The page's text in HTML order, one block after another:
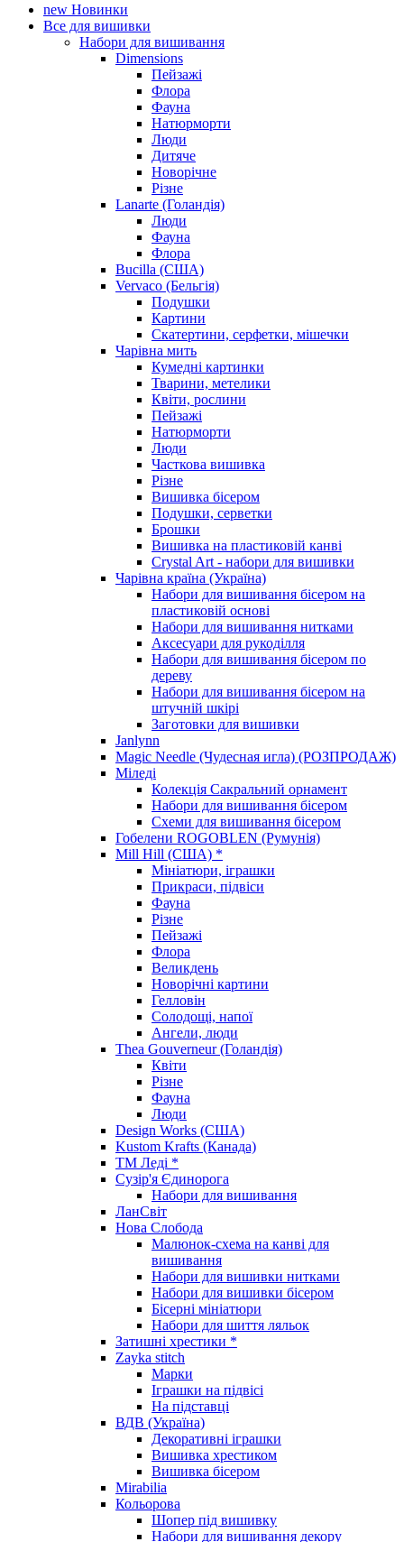
new Новинки
Все для вишивки
Набори для вишивання
Dimensions
Пейзажі
Флора
Фауна
Натюрморти
Люди
Дитяче
Новорічне
Різне
Lanarte (Голандія)
Люди
Фауна
Флора
Bucilla (США)
Vervaco (Бельгія)
Подушки
Картини
Скатертини, серфетки, мішечки
Чарiвна мить
Кумедні картинки
Тварини, метелики
Квіти, рослини
Пейзажі
Натюрморти
Люди
Часткова вишивка
Різне
Вишивка бісером
Подушки, серветки
Брошки
Вишивка на пластиковій канві
Crystal Art - набори для вишивки
Чарівна країна (Україна)
Набори для вишивання бісером на
пластиковій основі
Набори для вишивання нитками
Аксесуари для рукоділля
Набори для вишивання бісером по
дереву
Набори для вишивання бісером на
штучній шкірі
Заготовки для вишивки
Janlynn
Magic Needle (Чудесная игла) (РОЗПРОДАЖ)
Міледі
Колекція Сакральний орнамент
Набори для вишивання бісером
Схеми для вишивання бісером
Гобелени ROGOBLEN (Румунія)
Mill Hill (США) *
Мініатюри, іграшки
Прикраси, підвіси
Фауна
Різне
Пейзажі
Флора
Великдень
Новорічні картини
Гелловін
Солодощі, напої
Ангели, люди
Thea Gouverneur (Голандія)
Квіти
Різне
Фауна
Люди
Design Works (США)
Kustom Krafts (Канада)
ТМ Леді *
Сузір'я Єдинорога
Набори для вишивання
ЛанСвіт
Нова Слобода
Малюнок-схема на канві для
вишивання
Набори для вишивки нитками
Набори для вишивки бісером
Бісерні мініатюри
Набори для шиття ляльок
Затишні хрестики *
Zayka stitch
Марки
Іграшки на підвісі
На підставці
ВДВ (Україна)
Декоративні іграшки
Вишивка хрестиком
Вишивка бісером
Mirabilia
Кольорова
Шопер під вишивку
Набори для вишивання декору